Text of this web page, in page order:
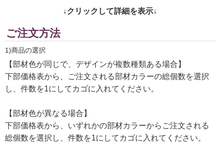
↓クリックして詳細を表示↓
ご注文方法
1)商品の選択
【部材色が同じで、デザインが複数種類ある場合】
下部価格表から、ご注文される部材カラーの総個数を選択
し、件数を1にしてカゴに入れてください。
【部材色が異なる場合】
下部価格表から、いずれかの部材カラーからご注文される
総個数を選択し、件数を1にしてカゴに入れてください。